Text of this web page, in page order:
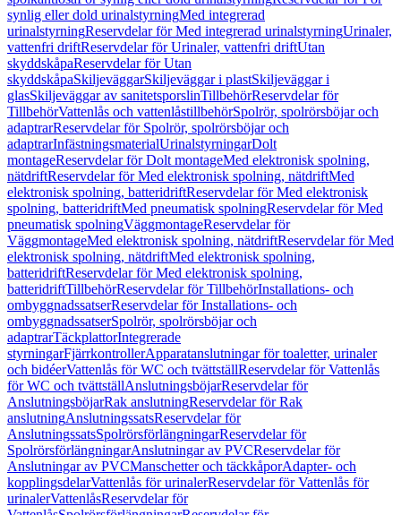
synlig eller dold urinalstyrningMed integrerad
urinalstyrningReservdelar för Med integrerad urinalstyrningUrinaler,
vattenfri driftReservdelar för Urinaler, vattenfri driftUtan
skyddskåpaReservdelar för Utan
skyddskåpaSkiljeväggarSkiljeväggar i plastSkiljeväggar i
glasSkiljeväggar av sanitetsporslinTillbehörReservdelar för
TillbehörVattenlås och vattenlåstillbehörSpolrör, spolrörsböjar och
adaptrarReservdelar för Spolrör, spolrörsböjar och
adaptrarInfästningsmaterialUrinalstyrningarDolt
montageReservdelar för Dolt montageMed elektronisk spolning,
nätdriftReservdelar för Med elektronisk spolning, nätdriftMed
elektronisk spolning, batteridriftReservdelar för Med elektronisk
spolning, batteridriftMed pneumatisk spolningReservdelar för Med
pneumatisk spolningVäggmontageReservdelar för
VäggmontageMed elektronisk spolning, nätdriftReservdelar för Med
elektronisk spolning, nätdriftMed elektronisk spolning,
batteridriftReservdelar för Med elektronisk spolning,
batteridriftTillbehörReservdelar för TillbehörInstallations- och
ombyggnadssatserReservdelar för Installations- och
ombyggnadssatserSpolrör, spolrörsböjar och
adaptrarTäckplattorIntegrerade
styrningarFjärrkontrollerApparatanslutningar för toaletter, urinaler
och bidéerVattenlås för WC och tvättställReservdelar för Vattenlås
för WC och tvättställAnslutningsböjarReservdelar för
AnslutningsböjarRak anslutningReservdelar för Rak
anslutningAnslutningssatsReservdelar för
AnslutningssatsSpolrörsförlängningarReservdelar för
SpolrörsförlängningarAnslutningar av PVCReservdelar för
Anslutningar av PVCManschetter och täckkåporAdapter- och
kopplingsdelarVattenlås för urinalerReservdelar för Vattenlås för
urinalerVattenlåsReservdelar för